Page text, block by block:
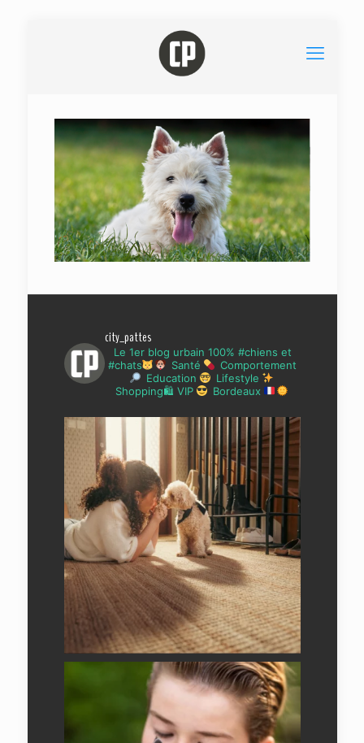
city_pattes
Le 1er blog urbain 100% #chiens et
#chats
Santé
Comportement
Education
Lifestyle
Shopping🛍 VIP
Bordeaux